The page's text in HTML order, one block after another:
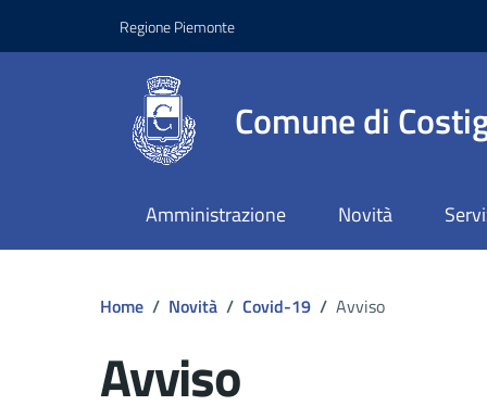
Regione Piemonte
Comune di
Amministrazione Novità
Home / Novità / Covid-19 / Avviso
Avviso